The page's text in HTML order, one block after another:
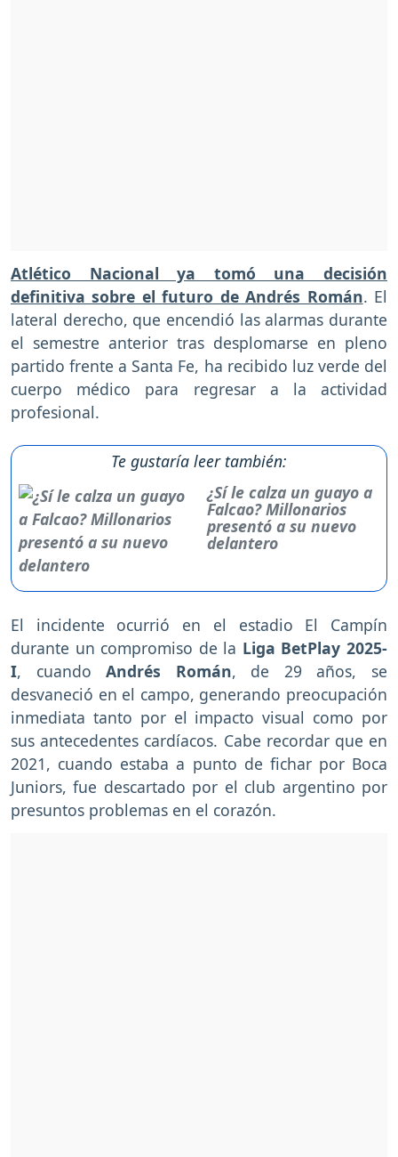
Atlético Nacional ya tomó una decisión
definitiva sobre el futuro de Andrés Román. El
lateral derecho, que encendió las alarmas durante
el semestre anterior tras desplomarse en pleno
partido frente a Santa Fe, ha recibido luz verde del
cuerpo médico para regresar a la actividad
profesional.
Te gustaría leer también:
¿Sí le calza un guayo a
Falcao? Millonarios
presentó a su nuevo
delantero
El incidente ocurrió en el estadio El Campín
durante un compromiso de la Liga BetPlay 2025-
I, cuandoAndrés Román, de 29 años, se
desvaneció en el campo, generando preocupación
inmediata tanto por el impacto visual como por
sus antecedentes cardíacos. Cabe recordar que en
2021, cuando estaba a punto de fichar por Boca
Juniors, fue descartado por el club argentino por
presuntos problemas en el corazón.